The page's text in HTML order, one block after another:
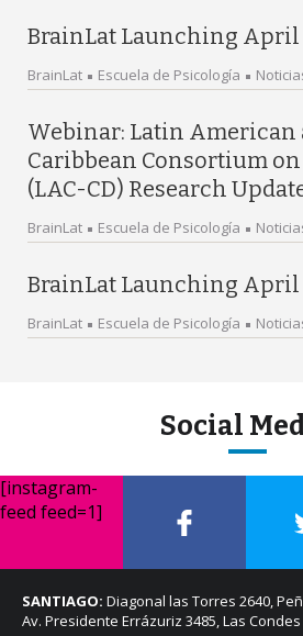
BrainLat Launching April
BrainLat Escuela de Psicología
Webinar: Latin American
Caribbean Consortium
(LAC-CD) Research
BrainLat Escuela de Psicología
BrainLat Launching April
BrainLat Escuela de Psicología
Social
[instagram-
feed feed=1]
SANTIAGO: Diagonal las Torres 2640,
Av. Presidente Errázuriz 3485, Las Condes